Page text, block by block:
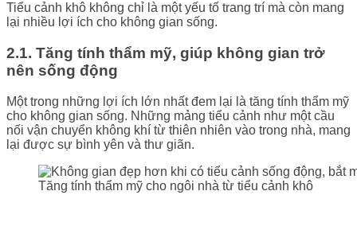
Tiểu cảnh khô không chỉ là một yếu tố trang trí mà còn mang
lại nhiều lợi ích cho không gian sống.
2.1. Tăng tính thẩm mỹ, giúp không gian trở
nên sống động
Một trong những lợi ích lớn nhất đem lại là tăng tính thẩm mỹ
cho không gian sống. Những mảng tiểu cảnh như một cầu
nối vận chuyển không khí từ thiên nhiên vào trong nhà, mang
lại được sự bình yên và thư giãn.
Tăng tính thẩm mỹ cho ngôi nhà từ tiểu cảnh khô